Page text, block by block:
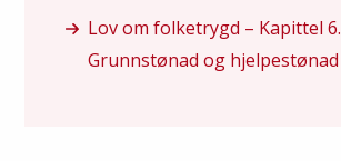
Lov om folketrygd – Kapittel 6.
Grunnstønad og hjelpestønad